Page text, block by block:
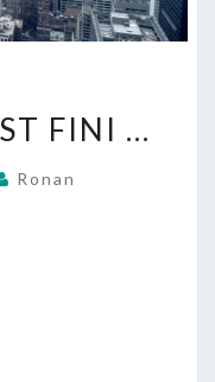
FINI …
Ronan